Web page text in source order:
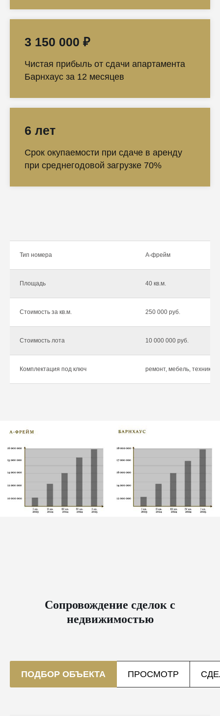
3 150 000 ₽
Чистая прибыль от сдачи апартамента
Барнхаус за 12 месяцев
6 лет
Срок окупаемости при сдаче в аренду
при среднегодовой загрузке 70%
Тип номера А-фрейм
Площадь 40 кв.м.
Стоимость за кв.м. 250 000 руб.
Стоимость лота 10 000 000 руб.
Комплектация под ключ ремонт, мебель, техника
Сопровождение сделок с
недвижимостью
ПОДБОР ОБЪЕКТА ПРОСМОТР